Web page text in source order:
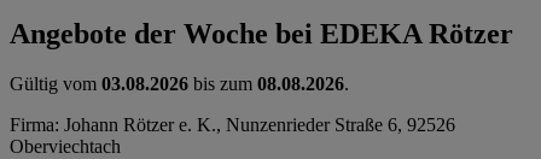
Angebote der Woche bei EDEKA Rötzer
Gültig vom 03.08.2026 bis zum 08.08.2026.
Firma: Johann Rötzer e. K., Nunzenrieder Straße 6, 92526
Oberviechtach